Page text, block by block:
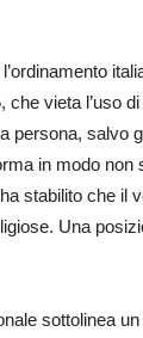
che vieta l’uso
persona, salvo
in modo
stabilito che il
Una
sottolinea